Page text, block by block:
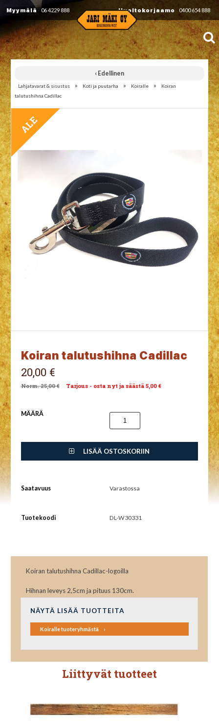
Myymälä 06 4229 888 Huoltokorjaamo 0400 654 888
‹ Edellinen
Lahjatavarat & sisustus » Koti ja puutarha » Koiralle »
Koiran
talutushihna Cadillac
Koiran talutushihna Cadillac
20,00 €
25,00 € Tarjous - osta nyt ja säästä 5,00 €
MÄÄRÄ
LISÄÄ OSTOSKORIIN
Saatavuus Varastossa
Tuotekoodi DL-W30331
Koiran talutushihna Cadillac-logoilla
Hihnan leveys 2,5cm ja pituus 130cm.
NÄYTÄ LISÄÄ TUOTTEITA
Koiralle tuoteryhmästä
Liittyvät tuotteet